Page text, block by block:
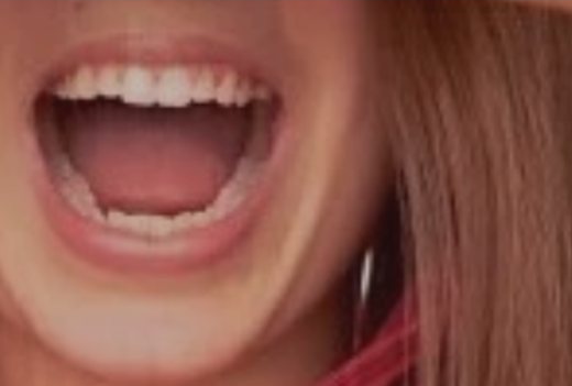
BIJ OLSTHOORN
AL 60 JAAR HET
BANKET